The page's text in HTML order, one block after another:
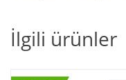
İlgili ürünler